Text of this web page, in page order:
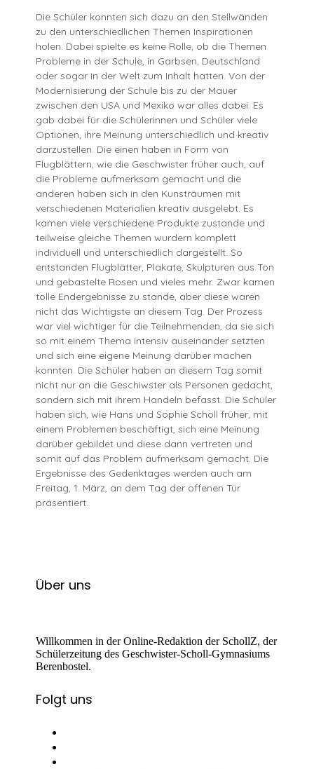
Die Schüler konnten sich dazu an den Stellwänden
zu den unterschiedlichen Themen Inspirationen
holen. Dabei spielte es keine Rolle, ob die Themen
Probleme in der Schule, in Garbsen, Deutschland
oder sogar in der Welt zum Inhalt hatten. Von der
Modernisierung der Schule bis zu der Mauer
zwischen den USA und Mexiko war alles dabei. Es
gab dabei für die Schülerinnen und Schüler viele
Optionen, ihre Meinung unterschiedlich und kreativ
darzustellen. Die einen haben in Form von
Flugblättern, wie die Geschwister früher auch, auf
die Probleme aufmerksam gemacht und die
anderen haben sich in den Kunsträumen mit
verschiedenen Materialien kreativ ausgelebt. Es
kamen viele verschiedene Produkte zustande und
teilweise gleiche Themen wurdern komplett
individuell und unterschiedlich dargestellt. So
entstanden Flugblätter, Plakate, Skulpturen aus Ton
und gebastelte Rosen und vieles mehr. Zwar kamen
tolle Endergebnisse zu stande, aber diese waren
nicht das Wichtigste an diesem Tag. Der Prozess
war viel wichtiger für die Teilnehmenden, da sie sich
so mit einem Thema intensiv auseinander setzten
und sich eine eigene Meinung darüber machen
konnten. Die Schüler haben an diesem Tag somit
nicht nur an die Geschiwster als Personen gedacht,
sondern sich mit ihrem Handeln befasst. Die Schüler
haben sich, wie Hans und Sophie Scholl früher, mit
einem Problemen beschäftigt, sich eine Meinung
darüber gebildet und diese dann vertreten und
somit auf das Problem aufmerksam gemacht. Die
Ergebnisse des Gedenktages werden auch am
Freitag, 1. März, an dem Tag der offenen Tür
präsentiert.
Über uns
Willkommen in der Online-Redaktion der SchollZ, der
Schülerzeitung des Geschwister-Scholl-Gymnasiums
Berenbostel.
Folgt uns